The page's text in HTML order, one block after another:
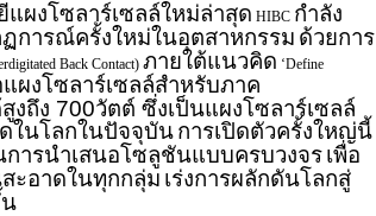
แผงโซลาร์เซลล์ใหม่ล่าสุด HIBC กำลัง
ฏการณ์ครั้งใหม่ในอุตสาหกรรม ด้วยการ
Back Contact) ภายใต้แนวคิด ‘Define
ผงโซลาร์เซลล์สำหรับภาค
ถึง 700วัตต์ ซึ่งเป็นแผงโซลาร์เซลล์
ในโลกในปัจจุบันการเปิดตัวครั้งใหญ่นี้
การนำเสนอโซลูชันแบบครบวงจรเพื่อ
ะอาดในทุกกลุ่ม เร่งการผลักดันโลกสู่